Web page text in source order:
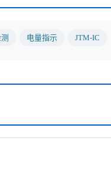
电量指示 JTM-IC